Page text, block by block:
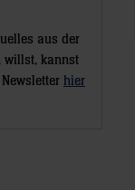
aus der
willst, kannst
hier